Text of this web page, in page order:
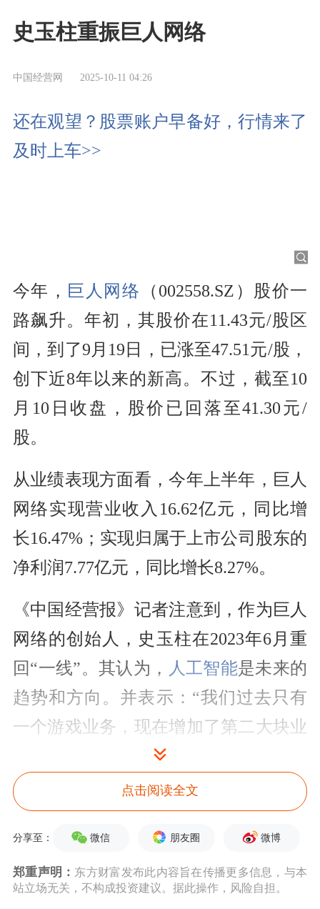
史玉柱重振巨人网络
中国经营网 2025-10-11 04:26
还在观望？股票账户早备好，行情来了
及时上车>>
今年， 巨人网络 （002558.SZ）股价一
路飙升。年初，其股价在11.43元/股区
间，到了9月19日，已涨至47.51元/股，
创下近8年以来的新高。不过，截至10
月10日收盘，股价已回落至41.30元/
股。
从业绩表现方面看，今年上半年，巨人
网络实现营业收入16.62亿元，同比增
长16.47%；实现归属于上市公司股东的
净利润7.77亿元，同比增长8.27%。
《中国经营报》记者注意到，作为巨人
网络的创始人，史玉柱在2023年6月重
回“一线”。其认为，
人工智能是未来的
趋势和方向。并表示：“我们过去只有
一个游戏业务，现在增加了第二大块业
务，就是人工智能。”
新游提振业绩
两年前，史玉柱在“2023征途嘉年华”上
公开表示，“我刚进来的时候，发现这
个游戏根本不是我想要的游戏，所以我
点击阅读全文
分享至： 微信 朋友圈 微博
郑重声明： 东方财富发布此内容旨在传播更多信息，与本
站立场无关，不构成投资建议。据此操作，风险自担。